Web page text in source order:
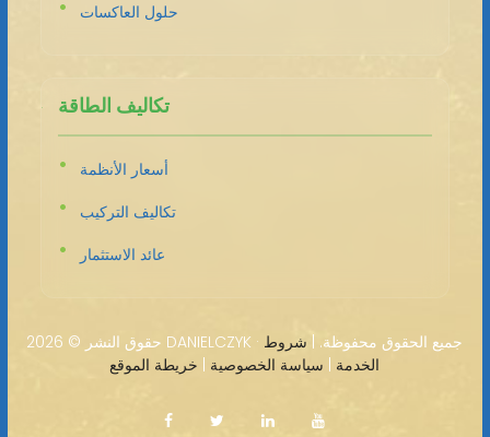
حلول العاكسات
تكاليف الطاقة
أسعار الأنظمة
تكاليف التركيب
عائد الاستثمار
حقوق النشر © 2026 DANIELCZYK · جميع الحقوق محفوظة. | شروط
الخدمة
سياسة الخصوصية خريطة الموقع